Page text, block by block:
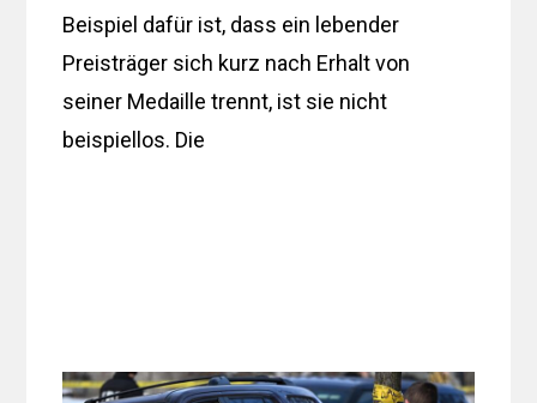
Beispiel dafür ist, dass ein lebender
Preisträger sich kurz nach Erhalt von
seiner Medaille trennt, ist sie nicht
beispiellos. Die